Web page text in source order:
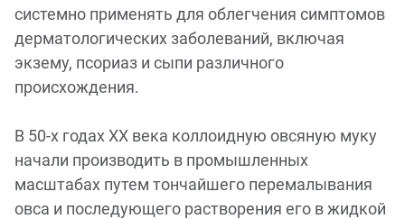
системно применять для облегчения симптомов
дерматологических заболеваний, включая
экзему, псориаз и сыпи различного
происхождения.
В 50-х годах XX века коллоидную овсяную муку
начали производить в промышленных
масштабах путем тончайшего перемалывания
овса и последующего растворения его в жидкой